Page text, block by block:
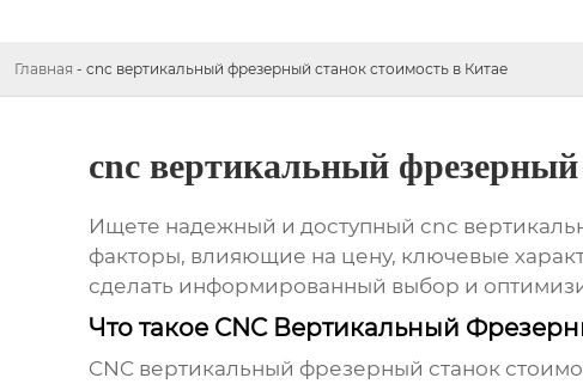
Главная - cnc вертикальный фрезерный станок стоимость в Китае
cnc вертикальный
Ищете надежный и доступный cnc
факторы, влияющие на цену, ключевые
сделать информированный выбор и
Что такое CNC Вертикальный
CNC вертикальный фрезерный станок